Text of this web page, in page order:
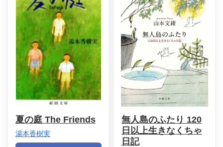
夏の庭 The Friends
湯本香樹実
無人島のふたり 120
日以上生きなくちゃ
日記